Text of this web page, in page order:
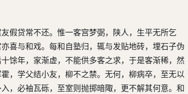
假贷常不还。惟一客宫梦弼，陕人，生平无所乞
喜与和戏。每和自塾归，辄与发贴地砖，埋石子伪
馀年，家渐虚，不能供多客之求，于是客渐稀，然
，学父结小友，柳不之禁。无何，柳病卒，至无以
，必袖瓦砾，至室则抛掷暗陬，更不解其何意。和